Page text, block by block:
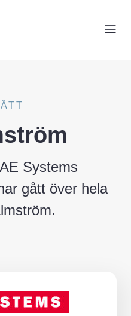
Systems
gått över hela